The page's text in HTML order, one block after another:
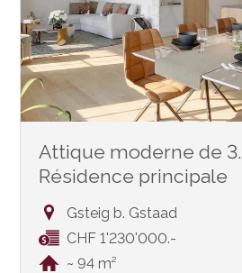
Attique moderne de
Résidence principale
Gsteig b. Gstaad
CHF 1'230'000.-
~ 94 m²